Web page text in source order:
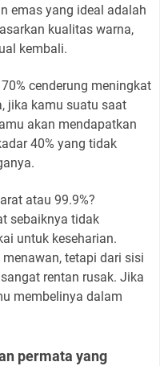
emas yang ideal adalah
kualitas warna,
kembali.
cenderung meningkat
jika kamu suatu saat
akan mendapatkan
40% yang tidak
atau 99.9%?
sebaiknya tidak
untuk keseharian.
tetapi dari sisi
rentan rusak. Jika
membelinya dalam
permata yang